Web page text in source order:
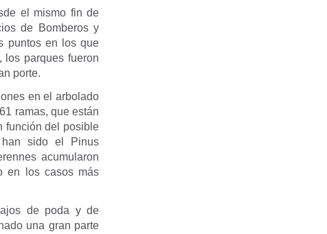
el mismo fin de
de Bomberos y
puntos en los que
los parques fueron
porte.
en el arbolado
ramas, que están
función del posible
han sido el Pinus
acumularon
en los casos más
de poda y de
una gran parte